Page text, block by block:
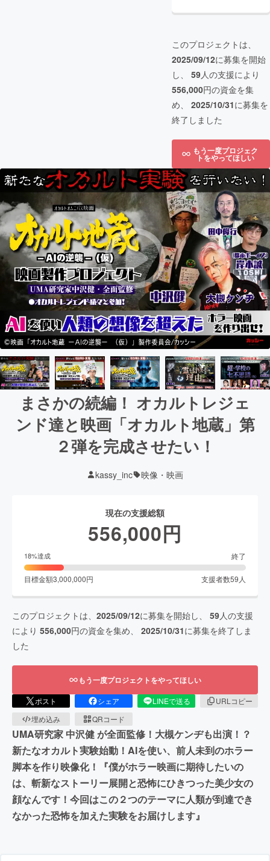
このプロジェクトは、
2025/09/12に募集を開始
し、 59人の支援により
556,000円の資金を集
め、 2025/10/31に募集を
終了しました
もう一度プロジェク
トをやってほしい
まさかの続編！ オカルトレジェ
ンド達と映画「オカルト地蔵」第
２弾を完成させたい！
kassy_inc 映像・映画
現在の支援総額
556,000円
18%達成 終了
目標金額3,000,000円 支援者数59 人
このプロジェクトは、 2025/09/12に募集を開始し、 59人の支援
により 556,000円の資金を集め、 2025/10/31に募集を終了しま
した
もう一度プロジェクトをやってほしい
ポスト シェア LINEで送る
URLコピー
埋め込み
QRコード
UMA研究家 中沢健 が全面監修！大槻ケンヂも出演！？
新たなオカルト実験始動！AIを使い、前人未到のホラー
脚本を作り映像化！『僕がホラー映画に期待したいの
は、斬新なストーリー展開と恐怖にひきつった美少女の
顔なんです！今回はこの２つのテーマに人類が到達でき
なかった恐怖を加えた実験をお届けします』